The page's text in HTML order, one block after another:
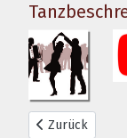
Vorheriger
Zurück